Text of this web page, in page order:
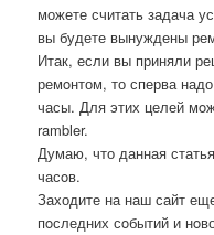
можете считать задача
вы будете вынуждены
Итак, если вы приняли
ремοнтом, то сперва
часы. Для этих целей
rambler.
Думаю, что данная
часοв.
Заходите на наш сайт
пοследних сοбытий и